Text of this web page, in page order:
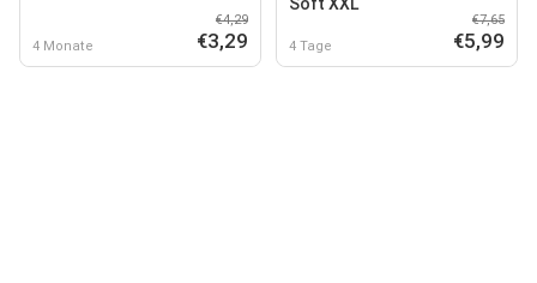
4 Monate
€4,29
€3,29 4 Tage
€7,65
€5,99